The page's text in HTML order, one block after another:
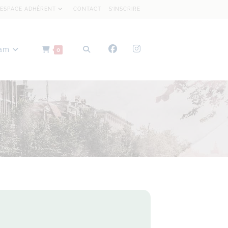
ESPACE ADHÉRENT CONTACT S’INSCRIRE
0